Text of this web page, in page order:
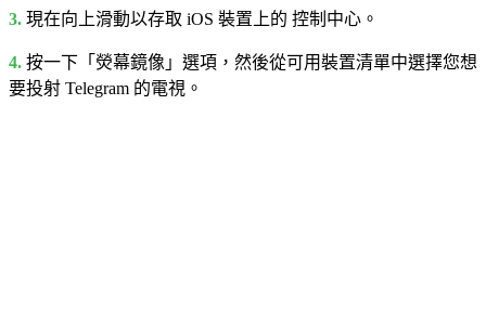
3. 現在向上滑動以存取 iOS 裝置上的 控制中心。
4. 按一下「熒幕鏡像」選項，然後從可用裝置清單中選擇您想
要投射 Telegram 的電視。